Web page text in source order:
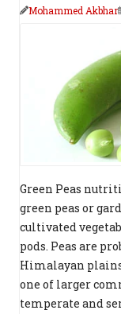
Mohammed Akbhar
Green Peas
green peas or
cultivated
pods. Peas are
Himalayan
one of larger
temperate and